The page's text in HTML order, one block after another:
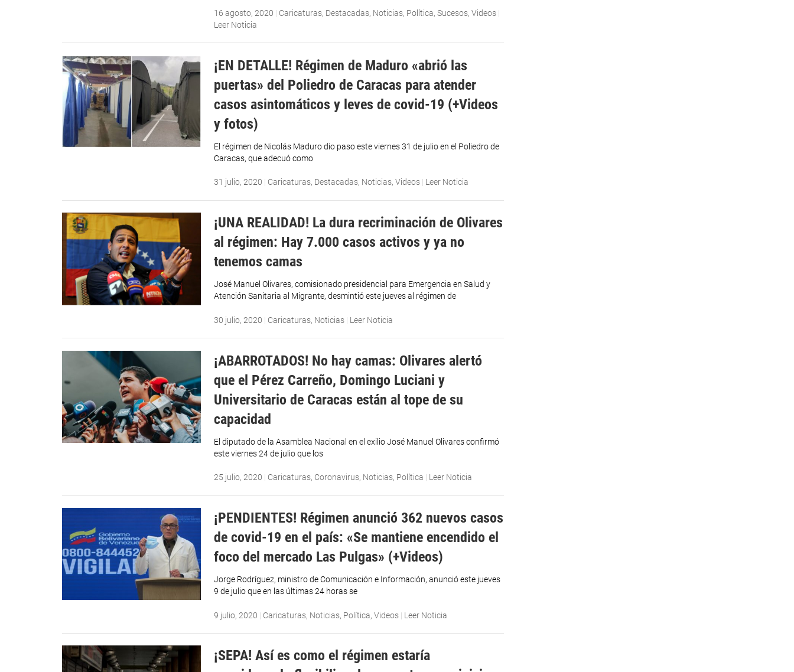
16 agosto, 2020 | Caricaturas, Destacadas, Noticias, Política,Sucesos,Videos |
Leer Noticia
¡EN DETALLE! Régimen de Maduro «abrió las
puertas» del Poliedro de Caracas para atender
casos asintomáticos y leves de covid-19 (+Videos
y fotos)
El régimen de Nicolás Maduro dio paso este viernes 31 de julio en el Poliedro de
Caracas, que adecuó como
31 julio, 2020 | Caricaturas, Destacadas, Noticias,Videos | Leer Noticia
¡UNA REALIDAD! La dura recriminación de Olivares
al régimen: Hay 7.000 casos activos y ya no
tenemos camas
José Manuel Olivares, comisionado presidencial para Emergencia en Salud y
Atención Sanitaria al Migrante, desmintió este jueves al régimen de
30 julio, 2020 | Caricaturas, Noticias | Leer Noticia
¡ABARROTADOS! No hay camas: Olivares alertó
que el Pérez Carreño, Domingo Luciani y
Universitario de Caracas están al tope de su
capacidad
El diputado de la Asamblea Nacional en el exilio José Manuel Olivares confirmó
este viernes 24 de julio que los
25 julio, 2020 | Caricaturas, Coronavirus, Noticias, Política | Leer Noticia
¡PENDIENTES! Régimen anunció 362 nuevos casos
de covid-19 en el país: «Se mantiene encendido el
foco del mercado Las Pulgas» (+Videos)
Jorge Rodríguez, ministro de Comunicación e Información, anunció este jueves
9 de julio que en las últimas 24 horas se
9 julio, 2020 | Caricaturas, Noticias, Política,Videos | Leer Noticia
¡SEPA! Así es como el régimen estaría